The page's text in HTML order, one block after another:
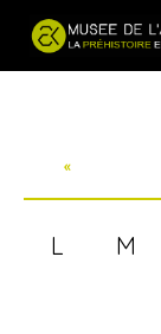
«
L M